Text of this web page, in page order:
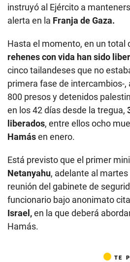
instruyó al Ejército a
alerta en la Franja de Gaza.
Hasta el momento, en un total
rehenes con vida han sido
cinco tailandeses que no
primera fase de intercambios-,
800 presos y detenidos
en los 42 días desde la tregua,
liberados, entre ellos ocho
Hamásen enero.
Está previsto que el primer
Netanyahu, adelante al
reunión del gabinete de
funcionario bajo anonimato
Israel,en la que deberá
Hamás.
TE